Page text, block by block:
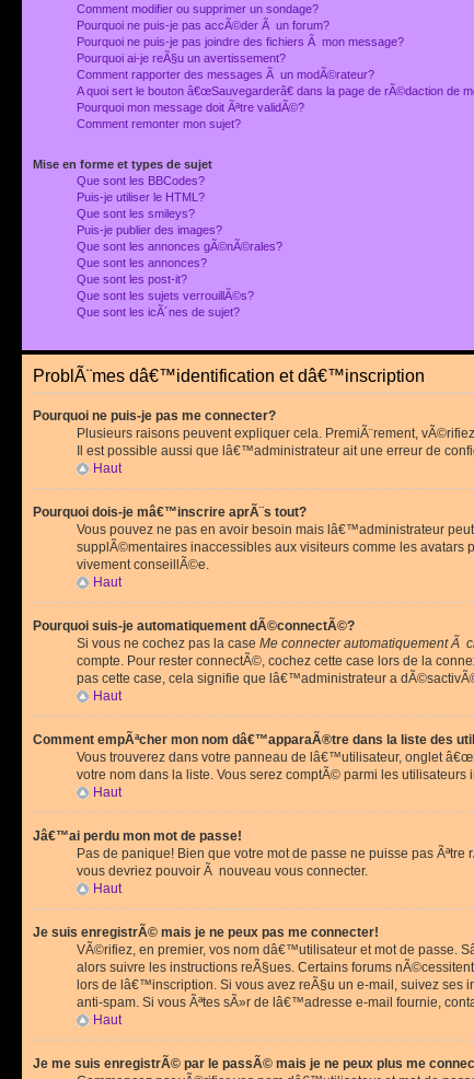
Comment modifier ou supprimer un sondage?
Pourquoi ne puis-je pas accÃ©der Ã un forum?
Pourquoi ne puis-je pas joindre des fichiers Ã mon message?
Pourquoi ai-je reÃ§u un avertissement?
Comment rapporter des messages Ã un modÃ©rateur?
A quoi sert le bouton â€œSauvegarderâ€ dans la page de rÃ©daction de
Pourquoi mon message doit Ãªtre validÃ©?
Comment remonter mon sujet?
Mise en forme et types de sujet
Que sont les BBCodes?
Puis-je utiliser le HTML?
Que sont les smileys?
Puis-je publier des images?
Que sont les annonces gÃ©nÃ©rales?
Que sont les annonces?
Que sont les post-it?
Que sont les sujets verrouillÃ©s?
Que sont les icÃ´nes de sujet?
ProblÃ¨mes dâ€™identification et dâ€™inscription
Pourquoi ne puis-je pas me connecter?
Plusieurs raisons peuvent expliquer cela. PremiÃ¨rement,
Il est possible aussi que lâ€™administrateur ait une erreur de
Haut
Pourquoi dois-je mâ€™inscrire aprÃ¨s tout?
Vous pouvez ne pas en avoir besoin mais lâ€™administrateur
supplÃ©mentaires inaccessibles aux visiteurs comme les
vivement conseillÃ©e.
Haut
Pourquoi suis-je automatiquement dÃ©connectÃ©?
Si vous ne cochez pas la case Me connecter automatiquement Ã
compte. Pour rester connectÃ©, cochez cette case lors de la
pas cette case, cela signifie que lâ€™administrateur a
Haut
Comment empÃªcher mon nom dâ€™apparaÃ®tre dans la liste des
Vous trouverez dans votre panneau de lâ€™utilisateur, onglet
votre nom dans la liste. Vous serez comptÃ© parmi les utilisateurs
Haut
Jâ€™ai perdu mon mot de passe!
Pas de panique! Bien que votre mot de passe ne puisse pas
vous devriez pouvoir Ã nouveau vous connecter.
Haut
Je suis enregistrÃ© mais je ne peux pas me connecter!
VÃ©rifiez, en premier, vos nom dâ€™utilisateur et mot de passe.
alors suivre les instructions reÃ§ues. Certains forums
lors de lâ€™inscription. Si vous avez reÃ§u un e-mail, suivez
anti-spam. Si vous Ãªtes sÃ»r de lâ€™adresse e-mail fournie,
Haut
Je me suis enregistrÃ© par le passÃ© mais je ne peux plus me